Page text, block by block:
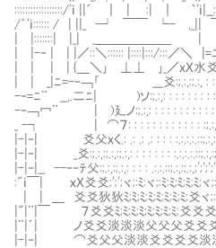
::::::::::::::::::/'ｉ ||´ ｜ | :| ｜
/´'ｉ:::::: / | ||_ -┘ ￣￣
| |:::::::| |_| _＿＿＿＿
| |-‐ | | |／::＼::::::
| | | | {＿＼｣
| | _|ﾆ=-‐￢｢
-‐=ﾆ¨ __,.二ﾆ| )ソ:;.:,:
-‐￢冖¨ | )廴ノ:;.:,: : : : :
_ -┐ | ⌒７: : : : : : : : : : : :
|-|‐| 爻父ｘく.: .: .: .: : : :
|-|‐| _爻:;.:,:;.:,:;.:,: : : : : : :
|-|‐|__ --‐‐ﾃ父:;.:,:;.:,: : : :
:"ｉ￣| ｘＸ爻爻;';';ヾ;:ﾐ:ヾ;:ﾐ:ﾐ;ﾐ;ﾐ;
| | ＿ 爻爻狄狄ﾐ;ﾐ;ﾐ;ﾐ;ﾐ;ﾐ;ﾐ;ﾐ;爻
|"|¨|￣ ７爻爻ﾐ;ﾐ;ﾐ;ﾐ;ﾐ;ﾐ;ﾐ;ﾐ;爻爻
|¨|´| ノ爻爻淡淡淡父父父爻爻
|-|‐| ⌒爻父父淡淡爻爻爻爻淡淡